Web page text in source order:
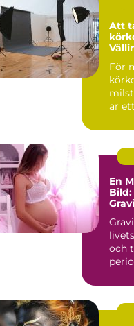
Att
För
är
En
Bild:
och